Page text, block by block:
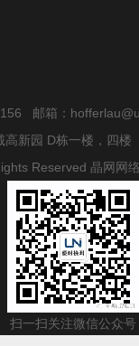
邮箱：
新园 D栋一楼，四楼
Reserved 晶网网
扫一扫关注微信公众号